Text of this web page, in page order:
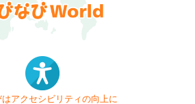
アクセシビリティの向上に